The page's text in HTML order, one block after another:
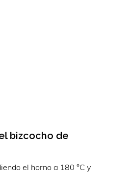
bizcocho de
el horno a 180 °C y